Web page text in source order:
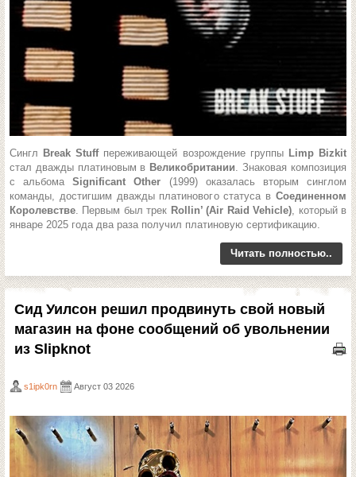
Сингл Break Stuff переживающей возрождение группы Limp Bizkit
стал дважды платиновым в Великобритании. Знаковая композиция
с альбомаSignificant Other (1999) оказалась вторым синглом
команды, достигшим дважды платинового статуса в Соединенном
Королевстве. Первым был трек Rollin’ (Air Raid Vehicle), который в
январе 2025 года два раза получил платиновую сертификацию.
Читать полностью..
Сид Уилсон решил продвинуть свой новый
магазин на фоне сообщений об увольнении
из Slipknot
s1ipk0rn Август 03 2026